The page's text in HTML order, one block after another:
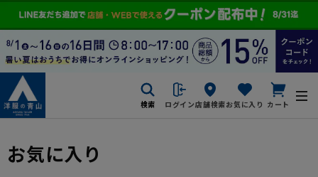
検索 ログイン店舗検索お気に入り カート
お気に入り